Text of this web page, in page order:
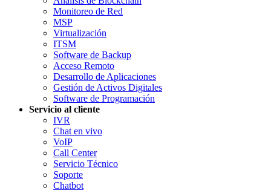
Monitoreo de Red
MSP
Virtualización
ITSM
Software de Backup
Acceso Remoto
Desarrollo de Aplicaciones
Gestión de Activos Digitales
Software de Programación
Servicio al cliente
IVR
Chat en vivo
VoIP
Call Center
Servicio Técnico
Soporte
Chatbot